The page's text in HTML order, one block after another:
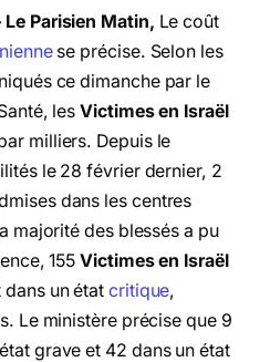
Parisien Matin, Le coût
se précise. Selon les
ce dimanche par le
lesVictimes en Israël
milliers. Depuis le
le 28 février dernier, 2
dans les centres
majorité des blessés a pu
155Victimes en Israël
un état critique,
Le ministère précise que 9
grave et 42 dans un état